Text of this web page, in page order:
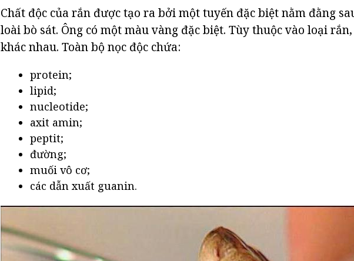
Chất độc của rắn được tạo ra bởi một tuyến đặc biệt nằm đằng
loài bò sát. Ông có một màu vàng đặc biệt. Tùy thuộc vào loại
khác nhau. Toàn bộ nọc độc chứa:
protein;
lipid;
nucleotide;
axit amin;
peptit;
đường;
muối vô cơ;
các dẫn xuất guanin.